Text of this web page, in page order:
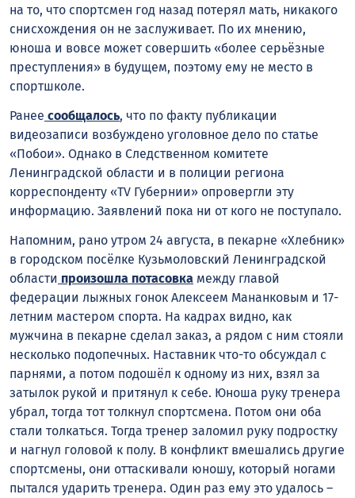
на то, что спортсмен год назад потерял мать, никакого
снисхождения он не заслуживает. По их мнению,
юноша и вовсе может совершить «более серьёзные
преступления» в будущем, поэтому ему не место в
спортшколе.
Ранее сообщалось, что по факту публикации
видеозаписи возбуждено уголовное дело по статье
«Побои». Однако в Следственном комитете
Ленинградской области и в полиции региона
корреспонденту «TV Губернии» опровергли эту
информацию. Заявлений пока ни от кого не поступало.
Напомним, рано утром 24 августа, в пекарне «Хлебник»
в городском посёлке Кузьмоловский Ленинградской
области произошла потасовка между главой
федерации лыжных гонок Алексеем Мананковым и 17-
летним мастером спорта. На кадрах видно, как
мужчина в пекарне сделал заказ, а рядом с ним стояли
несколько подопечных. Наставник что-то обсуждал с
парнями, а потом подошёл к одному из них, взял за
затылок рукой и притянул к себе. Юноша руку тренера
убрал, тогда тот толкнул спортсмена. Потом они оба
стали толкаться. Тогда тренер заломил руку подростку
и нагнул головой к полу. В конфликт вмешались другие
спортсмены, они оттаскивали юношу, который ногами
пытался ударить тренера. Один раз ему это удалось –